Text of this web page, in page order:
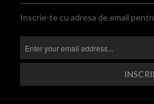
Inscrie-te cu adresa de email